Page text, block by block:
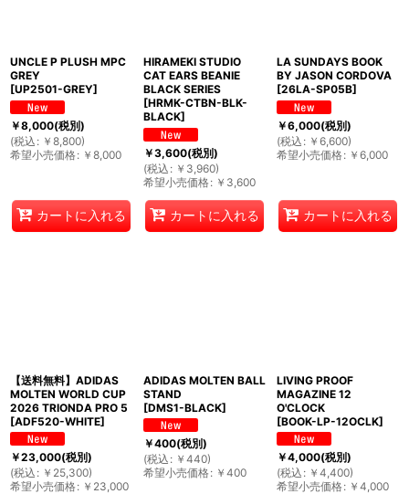
UNCLE P PLUSH MPC
GREY
[UP2501-GREY]
￥8,000(税別)
(税込 : ￥ 8,800)
希望小売価格: ￥ 8,000
カートに入れる
HIRAMEKI STUDIO
CAT EARS BEANIE
BLACK SERIES
[HRMK-CTBN-BLK-
BLACK]
￥3,600(税別)
(税込 : ￥ 3,960)
希望小売価格: ￥ 3,600
カートに入れる
LA SUNDAYS BOOK
BY JASON CORDOVA
[26LA-SP05B]
￥6,000(税別)
(税込 : ￥ 6,600)
希望小売価格: ￥ 6,000
カートに入れる
【送料無料】ADIDAS
MOLTEN WORLD CUP
2026 TRIONDA PRO 5
[ADF520-WHITE]
￥23,000(税別)
(税込 : ￥ 25,300)
希望小売価格: ￥ 23,000
ADIDAS MOLTEN BALL
STAND
[DMS1-BLACK]
￥400(税別)
(税込 : ￥ 440)
希望小売価格: ￥ 400
LIVING PROOF
MAGAZINE 12
O'CLOCK
[BOOK-LP-12OCLK]
￥4,000(税別)
(税込 : ￥ 4,400)
希望小売価格: ￥ 4,000